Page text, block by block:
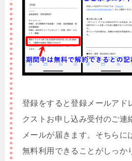
登録をすると登録メールアド
クストお申し込み受付のご連
メールが届きます。そちらに
無料利用できることがしっか